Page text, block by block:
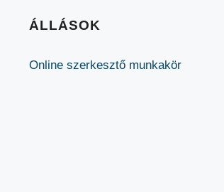
ÁLLÁSOK
Online szerkesztő munkakör